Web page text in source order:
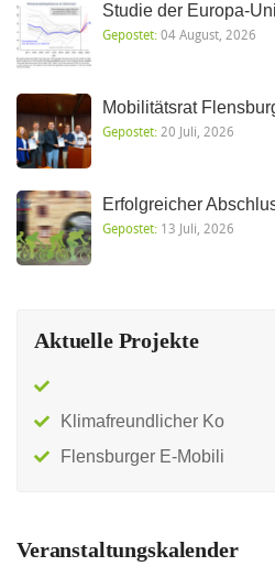
Studie der Europa-
Gepostet:04 August, 2026
Mobilitätsrat
Gepostet:20 Juli, 2026
Erfolgreicher
Gepostet: 13 Juli, 2026
Aktuelle Projekte
Klimafreundlicher Ko
Flensburger E-Mobili
Veranstaltungskalender